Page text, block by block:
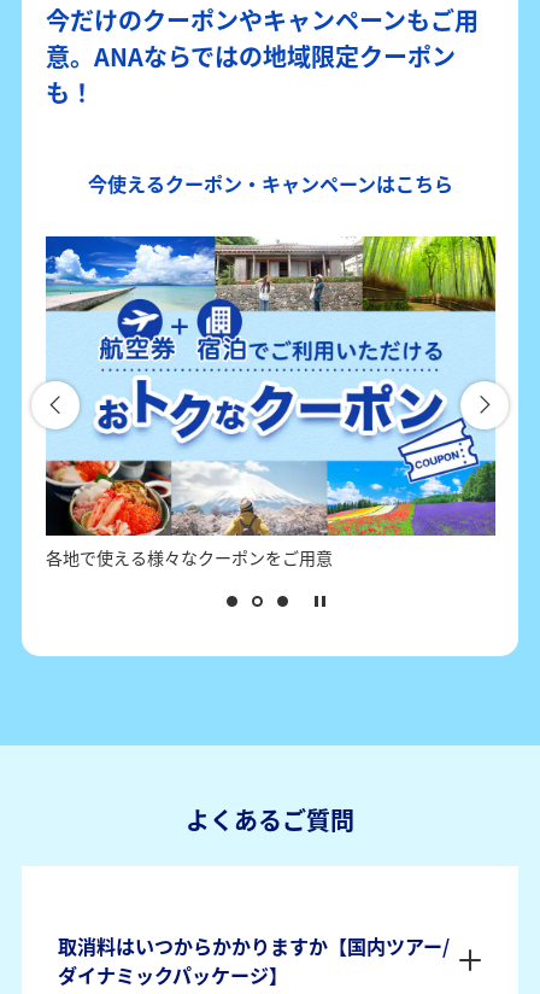
今だけのクーポンやキャンペーンもご用
意。ANAならではの地域限定クーポン
も！
今使えるクーポン・キャンペーンはこちら
日本各地の観光情報とクーポン情報
よくあるご質問
取消料はいつからかかりますか【国内ツアー/
ダイナミックパッケージ】